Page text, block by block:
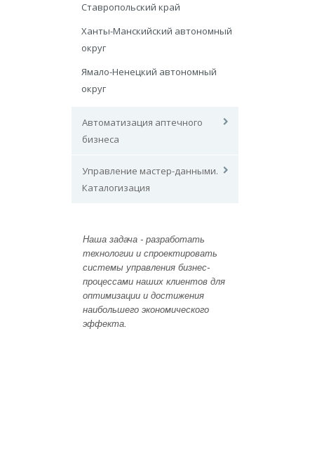
Ставропольский край
Ханты-Манскийский автономный
округ
Ямало-Ненецкий автономный
округ
Автоматизация аптечного
бизнеса
Управление мастер-данными.
Каталогизация
Наша задача - разработать
технологии и спроектировать
системы управления бизнес-
процессами наших клиентов для
оптимизации и достижения
наибольшего экономического
эффекта.